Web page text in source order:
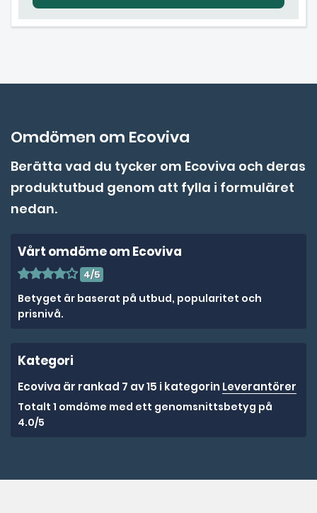
Omdömen om Ecoviva
Berätta vad du tycker om Ecoviva och deras
produktutbud genom att fylla i formuläret
nedan.
Vårt omdöme om Ecoviva
4/5
Betyget är baserat på utbud, popularitet och
prisnivå.
Kategori
Ecoviva är rankad 7 av 15 i kategorinLeverantörer
Totalt 1 omdöme med ett genomsnittsbetyg på
4.0/5